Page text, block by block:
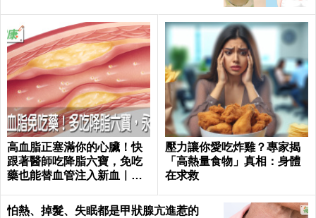
高血脂正塞滿你的心臟！快
跟著醫師吃降脂六寶，免吃
藥也能替血管注入新血｜每
壓力讓你愛吃炸雞？專家揭
「高熱量食物」真相：身體
在求救
怕熱、掉髮、失眠都是甲狀腺亢進惹的